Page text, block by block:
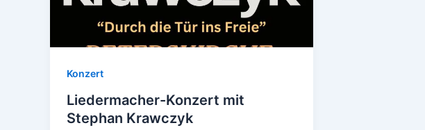
Konzert
Liedermacher-Konzert mit
Stephan Krawczyk